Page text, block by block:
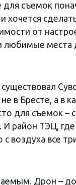
для съемок
хочется
от
любимые места
в Бресте, а в
для съемок
район ТЭЦ,
воздуха все
Дрон –